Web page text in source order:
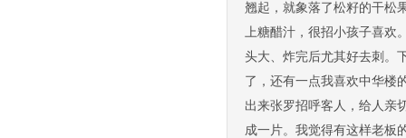
翘起，就象落了松籽的干松
上糖醋汁，很招小孩子喜欢
头大、炸完后尤其好去刺。
了，还有一点我喜欢中华楼
出来张罗招呼客人，给人亲
成一片。我觉得有这样老板